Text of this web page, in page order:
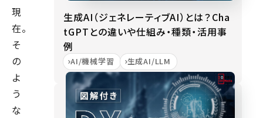
現
在。
そ
の
よ
う
な
生成AI（ジェネレーティブAI）とは？Cha
tGPTとの違いや仕組み・種類・活用事
例
AI/機械学習 生成AI/LLM